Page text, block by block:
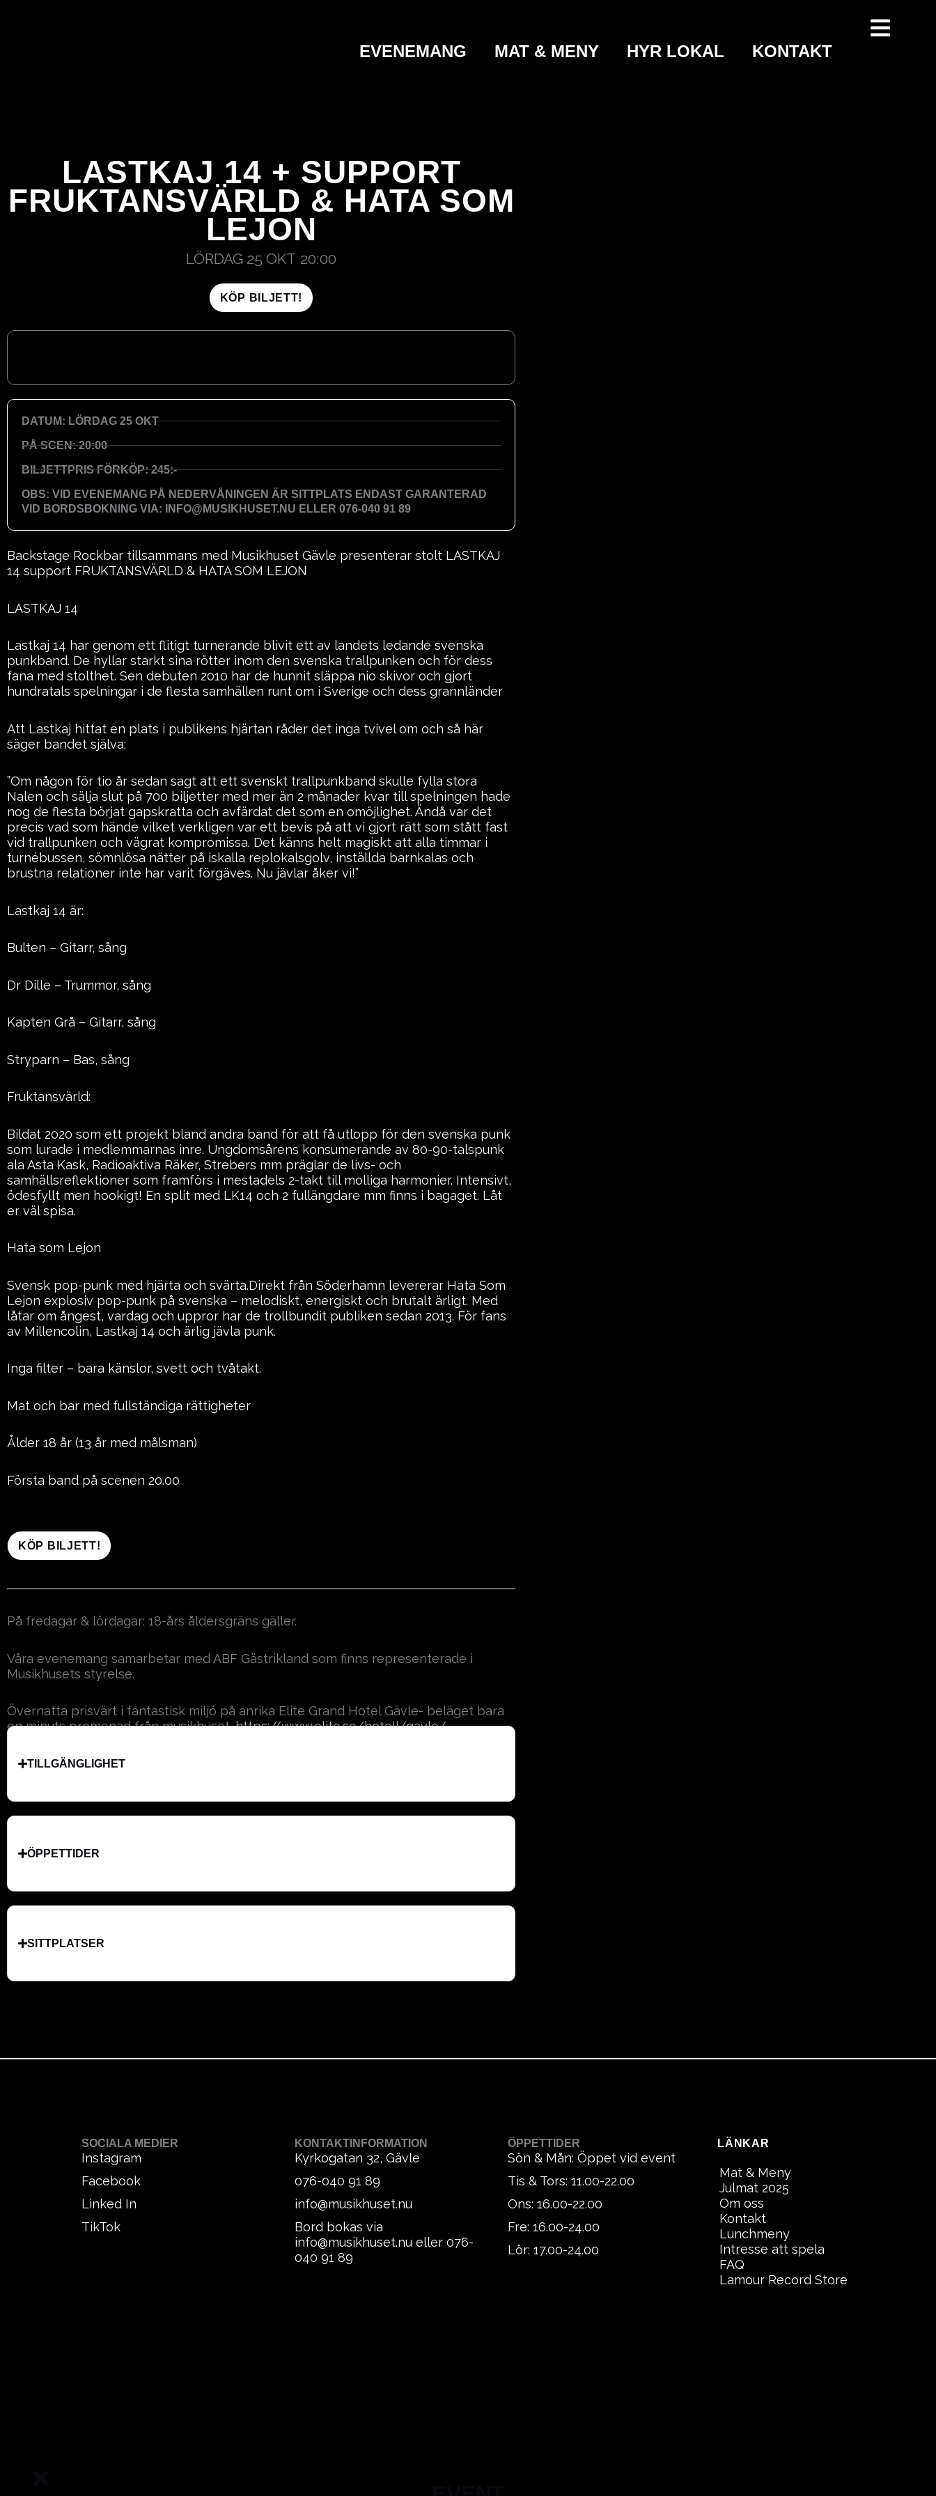
EVENEMANG MAT & MENY HYR LOKAL KONTAKT
LASTKAJ 14 + SUPPORT
FRUKTANSVÄRLD & HATA SOM
LEJON
LÖRDAG 25 OKT 20:00
KÖP BILJETT!
DATUM: LÖRDAG 25 OKT
PÅ SCEN: 20:00
BILJETTPRIS FÖRKÖP: 245:-
OBS: VID EVENEMANG PÅ NEDERVÅNINGEN ÄR SITTPLATS ENDAST GARANTERAD
VID BORDSBOKNING VIA: INFO@MUSIKHUSET.NU ELLER 076-040 91 89
Backstage Rockbar tillsammans med Musikhuset Gävle presenterar stolt LASTKAJ
14 support FRUKTANSVÄRLD & HATA SOM LEJON
LASTKAJ 14
Lastkaj 14 har genom ett flitigt turnerande blivit ett av landets ledande svenska
punkband. De hyllar starkt sina rötter inom den svenska trallpunken och för dess
fana med stolthet. Sen debuten 2010 har de hunnit släppa nio skivor och gjort
hundratals spelningar i de flesta samhällen runt om i Sverige och dess grannländer
Att Lastkaj hittat en plats i publikens hjärtan råder det inga tvivel om och så här
säger bandet själva:
”Om någon för tio år sedan sagt att ett svenskt trallpunkband skulle fylla stora
Nalen och sälja slut på 700 biljetter med mer än 2 månader kvar till spelningen hade
nog de flesta börjat gapskratta och avfärdat det som en omöjlighet. Ändå var det
precis vad som hände vilket verkligen var ett bevis på att vi gjort rätt som stått fast
vid trallpunken och vägrat kompromissa. Det känns helt magiskt att alla timmar i
turnébussen, sömnlösa nätter på iskalla replokalsgolv, inställda barnkalas och
brustna relationer inte har varit förgäves. Nu jävlar åker vi!”
Lastkaj 14 är:
Bulten – Gitarr, sång
Dr Dille – Trummor, sång
Kapten Grå – Gitarr, sång
Stryparn – Bas, sång
Fruktansvärld:
Bildat 2020 som ett projekt bland andra band för att få utlopp för den svenska punk
som lurade i medlemmarnas inre. Ungdomsårens konsumerande av 80-90-talspunk
ala Asta Kask, Radioaktiva Räker, Strebers mm präglar de livs- och
samhällsreflektioner som framförs i mestadels 2-takt till molliga harmonier. Intensivt,
ödesfyllt men hookigt! En split med LK14 och 2 fullängdare mm finns i bagaget. Låt
er väl spisa.
Hata som Lejon
Svensk pop-punk med hjärta och svärta.Direkt från Söderhamn levererar Hata Som
Lejon explosiv pop-punk på svenska – melodiskt, energiskt och brutalt ärligt. Med
låtar om ångest, vardag och uppror har de trollbundit publiken sedan 2013. För fans
av Millencolin, Lastkaj 14 och ärlig jävla punk.
Inga filter – bara känslor, svett och tvåtakt.
Mat och bar med fullständiga rättigheter
Ålder 18 år (13 år med målsman)
Första band på scenen 20.00
KÖP BILJETT!
På fredagar & lördagar: 18-års åldersgräns gäller.
Våra evenemang samarbetar med ABF Gästrikland som finns representerade i
Musikhusets styrelse.
Övernatta prisvärt i fantastisk miljö på anrika Elite Grand Hotel Gävle- beläget bara
en minuts promenad från musikhuset.https://www.elite.se/hotell/gavle/
TILLGÄNGLIGHET
ÖPPETTIDER
SITTPLATSER
SOCIALA MEDIER
Instagram
Facebook
Linked In
TikTok
KONTAKTINFORMATION
Kyrkogatan 32, Gävle
076-040 91 89
info@musikhuset.nu
Bord bokas via
info@musikhuset.nu eller 076-
040 91 89
ÖPPETTIDER
Sön & Mån: Öppet vid event
Tis & Tors: 11.00-22.00
Ons: 16.00-22.00
Fre: 16.00-24.00
Lör: 17.00-24.00
LÄNKAR
Mat & Meny
Julmat 2025
Om oss
Kontakt
Lunchmeny
Intresse att spela
FAQ
Lamour Record Store